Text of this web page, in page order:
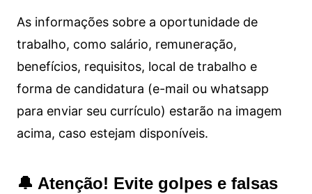
As informações sobre a oportunidade de
trabalho, como salário, remuneração,
benefícios, requisitos, local de trabalho e
forma de candidatura (e-mail ou whatsapp
para enviar seu currículo) estarão na imagem
acima, caso estejam disponíveis.
🔔 Atenção! Evite golpes e falsas